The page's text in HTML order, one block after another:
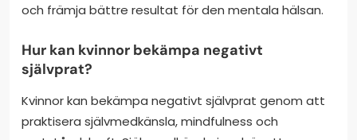
och främja bättre resultat för den mentala hälsan.
Hur kan kvinnor bekämpa negativt
självprat?
Kvinnor kan bekämpa negativt självprat genom att
praktisera självmedkänsla, mindfulness och